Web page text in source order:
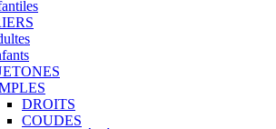
DROITS
COUDES